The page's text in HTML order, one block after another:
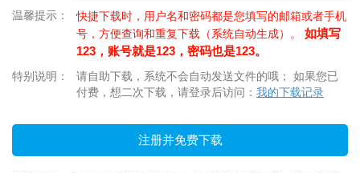
温馨提示：
快捷下载时，用户名和密码都是您填写的邮箱或者手机
号，方便查询和重复下载（系统自动生成）。 如填写
123，账号就是123，密码也是123。
特别说明：
请自助下载，系统不会自动发送文件的哦； 如果您已
付费，想二次下载，请登录后访问： 我的下载记录